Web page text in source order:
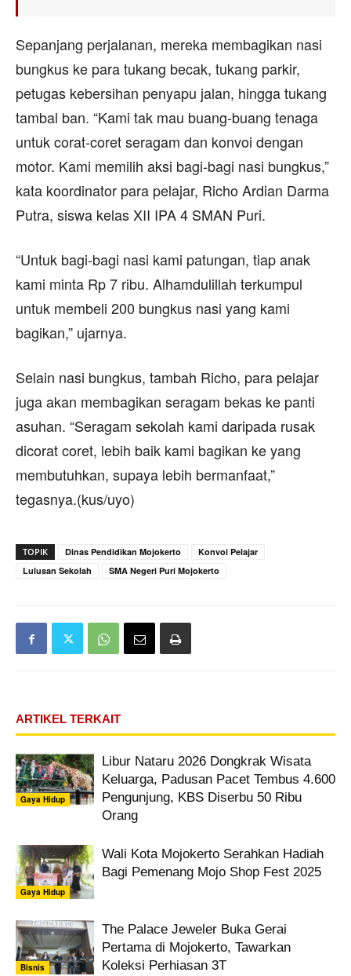
Sepanjang perjalanan, mereka membagikan nasi
bungkus ke para tukang becak, tukang parkir,
petugas kebersihan penyapu jalan, hingga tukang
tambal ban. “Kami tak mau buang-buang tenaga
untuk corat-coret seragam dan konvoi dengan
motor. Kami memilih aksi bagi-bagi nasi bungkus,”
kata koordinator para pelajar, Richo Ardian Darma
Putra, siswa kelas XII IPA 4 SMAN Puri.
“Untuk bagi-bagi nasi kami patungan, tiap anak
kami minta Rp 7 ribu. Alhamdulillah terkumpul
untuk membeli 200 bungkus nasi yang kami
bagikan,” ujarnya.
Selain nasi bungkus, tambah Richo, para pelajar
juga akan membagikan seragam bekas ke panti
asuhan. “Seragam sekolah kami daripada rusak
dicorat coret, lebih baik kami bagikan ke yang
membutuhkan, supaya lebih bermanfaat,”
tegasnya.(kus/uyo)
TOPIK Dinas Pendidikan Mojokerto
Konvoi Pelajar
Lulusan Sekolah
SMA Negeri Puri Mojokerto
ARTIKEL TERKAIT
Gaya Hidup
Libur Nataru 2026 Dongkrak Wisata
Keluarga, Padusan Pacet Tembus 4.600
Pengunjung, KBS Diserbu 50 Ribu
Orang
Gaya Hidup
Wali Kota Mojokerto Serahkan Hadiah
Bagi Pemenang Mojo Shop Fest 2025
Bisnis
The Palace Jeweler Buka Gerai
Pertama di Mojokerto, Tawarkan
Koleksi Perhiasan 3T